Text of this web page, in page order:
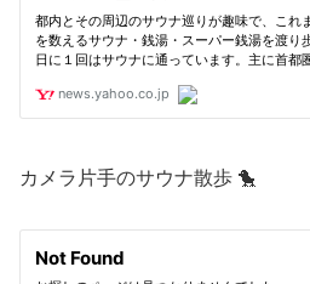
カメラ片手のサウナ散歩 🐤